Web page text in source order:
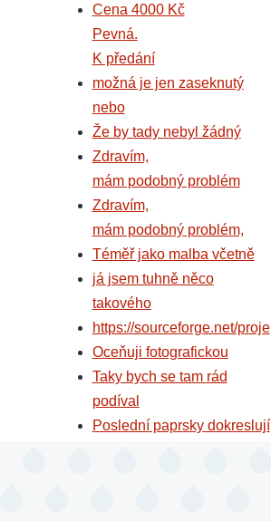
Cena 4000 Kč
Pevná.
K předání
možná je jen zaseknutý
nebo
Že by tady nebyl žádný
Zdravím,
mám podobný problém
Zdravím,
mám podobný problém,
Téměř jako malba včetně
já jsem tuhně něco
takového
https://sourceforge.net/proje
Oceňuji fotografickou
Taky bych se tam rád
podíval
Poslední paprsky dokreslují